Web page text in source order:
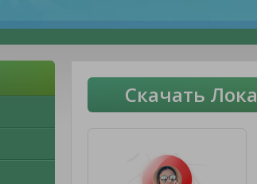
Скачать